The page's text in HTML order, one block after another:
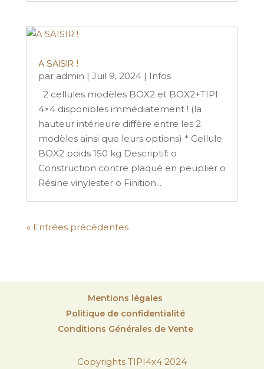
A SAISIR !
par admin | Juil 9, 2024| Infos
2 cellules modèles BOX2 et BOX2+TIPI
4×4 disponibles immédiatement ! (la
hauteur intérieure diffère entre les 2
modèles ainsi que leurs options) * Cellule
BOX2 poids 150 kg Descriptif: o
Construction contre plaqué en peuplier o
Résine vinylester o Finition...
« Entrées précédentes
Mentions légales
Politique de confidentialité
Conditions Générales de Vente
Copyrights TIPI4x4 2024